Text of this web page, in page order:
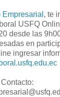
, te
USFQ
desde las
en
ingresar
Contacto: